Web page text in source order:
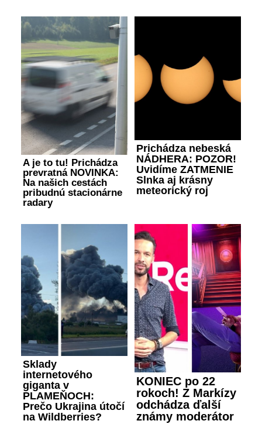
A je to tu! Prichádza
prevratná NOVINKA:
Na našich cestách
pribudnú stacionárne
radary
Prichádza nebeská
NÁDHERA: POZOR!
Uvidíme ZATMENIE
Slnka aj krásny
meteorický roj
Sklady
internetového
giganta v
PLAMEŇOCH:
Prečo Ukrajina útočí
na Wildberries?
KONIEC po 22
rokoch! Z Markízy
odchádza ďalší
známy moderátor